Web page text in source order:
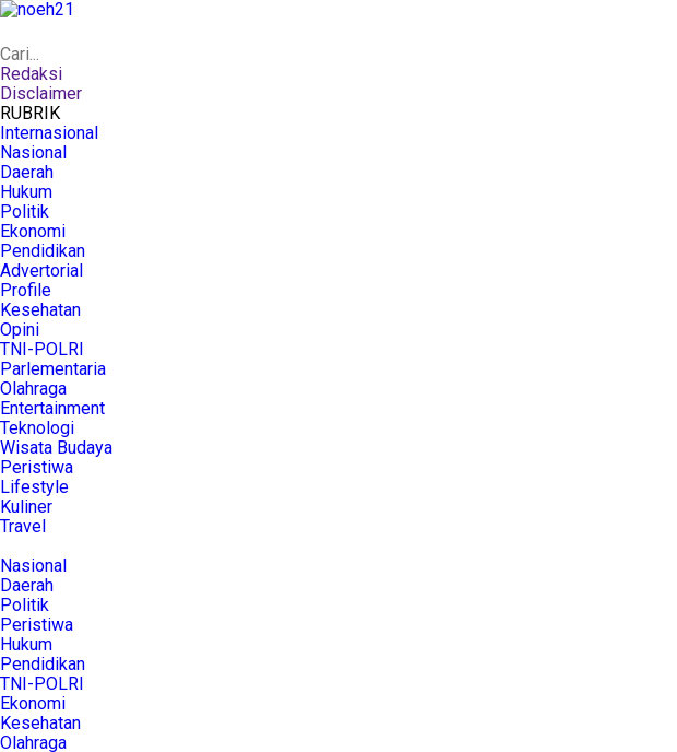
Redaksi
Disclaimer
RUBRIK
Internasional
Nasional
Daerah
Hukum
Politik
Ekonomi
Pendidikan
Advertorial
Profile
Kesehatan
Opini
TNI-POLRI
Parlementaria
Olahraga
Entertainment
Teknologi
Wisata Budaya
Peristiwa
Lifestyle
Kuliner
Travel
Nasional
Daerah
Politik
Peristiwa
Hukum
Pendidikan
TNI-POLRI
Ekonomi
Kesehatan
Olahraga